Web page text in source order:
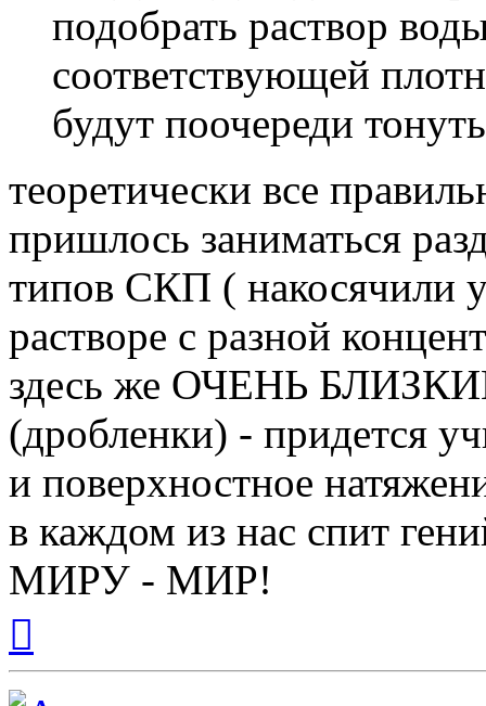
подобрать раствор
соответствующей
будут поочереди
теоретически все
пришлось заниматься
типов СКП ( накосячили
растворе с разной
здесь же ОЧЕНЬ
(дробленки) - придется
и поверхностное
в каждом из нас спит
МИРУ - МИР!
началу